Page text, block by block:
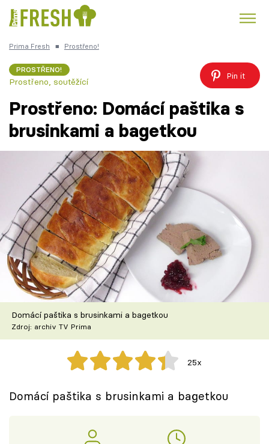
Česká kuchyně
Témata
Recepty
Články
TV Program
Škola vaření
Recepty z TV
Speciál: Cuketa
Těhotnej kuchař
Sledujte prima+
Prima Fresh ■ Prostřeno!
PROSTŘENO!
Prostřeno, soutěžící
Pin it
Prostřeno: Domácí paštika s
brusinkami a bagetkou
Domácí paštika s brusinkami a bagetkou
Zdroj: archiv TV Prima
25x
Domácí paštika s brusinkami a bagetkou